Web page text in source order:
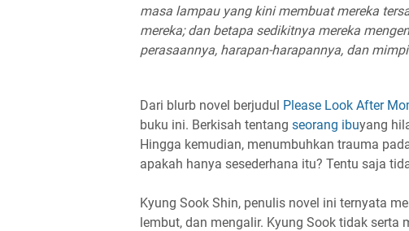
masa lampau yang kini membuat mereka
mereka; dan betapa sedikitnya mereka
perasaannya, harapan-harapannya, dan
Dari blurb novel berjudul Please Look After
buku ini. Berkisah tentang seorang ibuyang
Hingga kemudian, menumbuhkan trauma
apakah hanya sesederhana itu? Tentu saja
Kyung Sook Shin, penulis novel ini ternyata
lembut, dan mengalir. Kyung Sook tidak